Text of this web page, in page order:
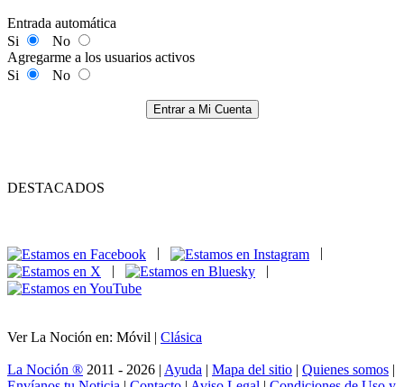
Entrada automática
Si
No
Agregarme a los usuarios activos
Si
No
Entrar a Mi Cuenta
DESTACADOS
|
|
Ver La Noción en: Móvil | Clásica
La Noción ® 2011 - 2026 | Ayuda | Mapa del sitio | Quienes somos |